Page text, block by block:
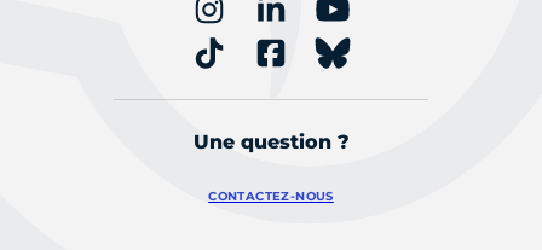
Une question ?
CONTACTEZ-NOUS